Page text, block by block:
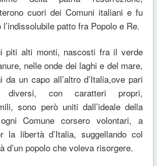
cuori dei Comuni italiani e fu
patto fra Popolo e Re.
piti alti monti, nascosti fra il verde
nelle onde dei laghi e del mare,
da un capo all’altro d’Italia,ove pari
diversi, con caratteri propri,
sono però uniti dall’ideale della
Comune corsero volontari, a
la libertà d’Italia, suggellando col
d’un popolo che voleva risorgere.